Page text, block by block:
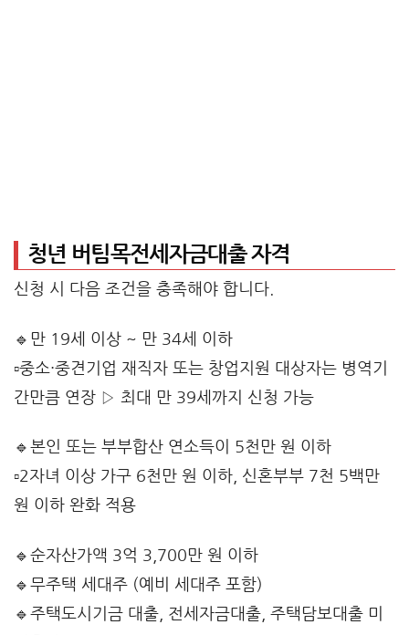
청년 버팀목전세자금대출 자격
신청 시 다음 조건을 충족해야 합니다.
🔹만 19세 이상 ~ 만 34세 이하
▫️중소·중견기업 재직자 또는 창업지원 대상자는 병역기
간만큼 연장 ▷ 최대 만 39세까지 신청 가능
🔹본인 또는 부부합산 연소득이 5천만 원 이하
▫️2자녀 이상 가구 6천만 원 이하, 신혼부부 7천 5백만
원 이하 완화 적용
🔹순자산가액 3억 3,700만 원 이하
🔹무주택 세대주 (예비 세대주 포함)
🔹주택도시기금 대출, 전세자금대출, 주택담보대출 미